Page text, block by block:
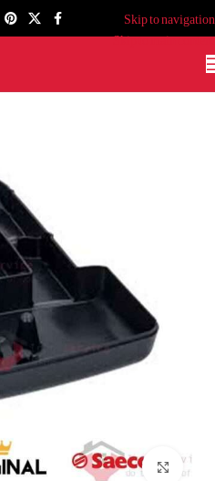
Skip to navigation
Skip to main content
برای بزرگنمایی کلیک کنید